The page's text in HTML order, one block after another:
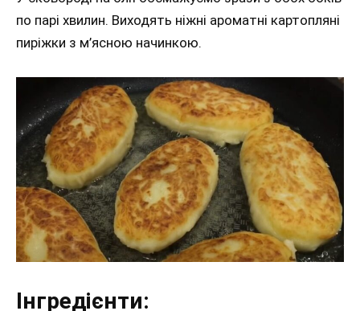
по парі хвилин. Виходять ніжні ароматні картопляні
пиріжки з м’ясною начинкою.
Інгредієнти: